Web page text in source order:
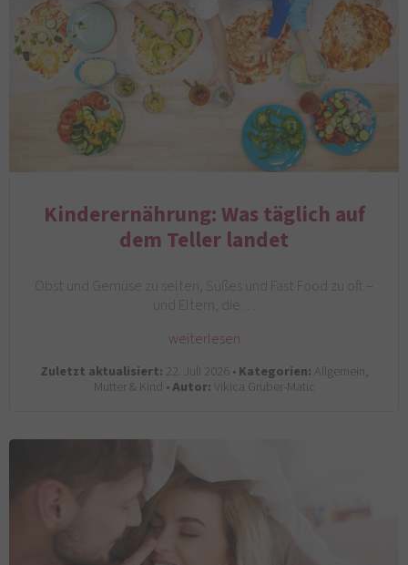
Kinderernährung: Was täglich auf
dem Teller landet
Obst und Gemüse zu selten, Süßes und Fast Food zu oft –
und Eltern, die…
weiterlesen
Zuletzt aktualisiert: 22. Juli 2026 •Kategorien: Allgemein,
Mutter & Kind •Autor:Vikica Gruber-Matic